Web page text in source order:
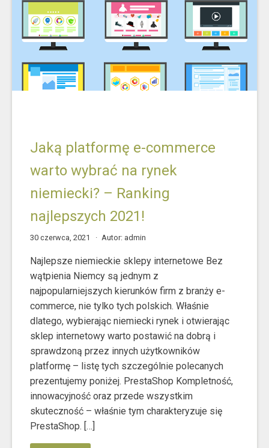
Jaką platformę e-commerce
warto wybrać na rynek
niemiecki? – Ranking
najlepszych 2021!
30 czerwca, 2021 Autor: admin
Najlepsze niemieckie sklepy internetowe Bez
wątpienia Niemcy są jednym z
najpopularniejszych kierunków firm z branży e-
commerce, nie tylko tych polskich. Właśnie
dlatego, wybierając niemiecki rynek i otwierając
sklep internetowy warto postawić na dobrą i
sprawdzoną przez innych użytkowników
platformę – listę tych szczególnie polecanych
prezentujemy poniżej. PrestaShop Kompletność,
innowacyjność oraz przede wszystkim
skuteczność – właśnie tym charakteryzuje się
PrestaShop. […]